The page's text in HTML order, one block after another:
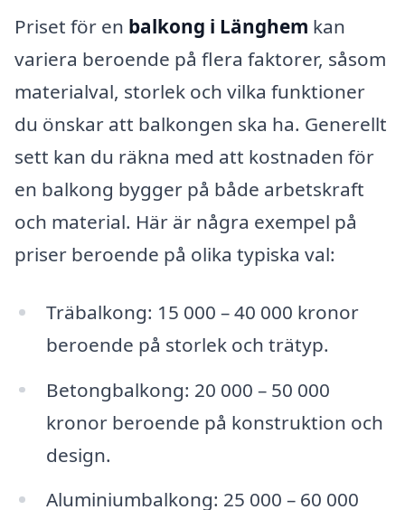
Priset för en balkong i Länghem kan
variera beroende på flera faktorer, såsom
materialval, storlek och vilka funktioner
du önskar att balkongen ska ha. Generellt
sett kan du räkna med att kostnaden för
en balkong bygger på både arbetskraft
och material. Här är några exempel på
priser beroende på olika typiska val:
Träbalkong: 15 000 – 40 000 kronor
beroende på storlek och trätyp.
Betongbalkong: 20 000 – 50 000
kronor beroende på konstruktion och
design.
Aluminiumbalkong: 25 000 – 60 000